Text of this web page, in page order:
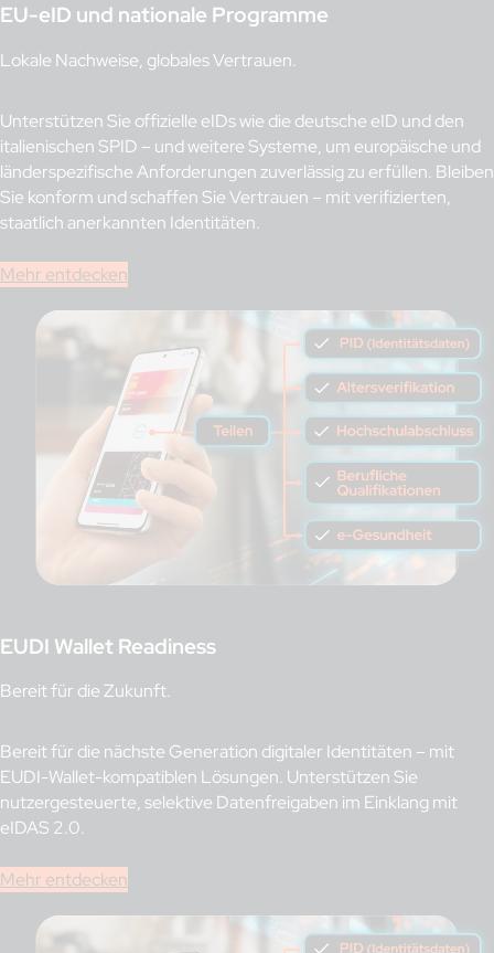
EU-eID und nationale Programme
Lokale Nachweise, globales Vertrauen.
Unterstützen Sie offizielle eIDs wie die deutsche eID und den
italienischen SPID – und weitere Systeme, um europäische und
länderspezifische Anforderungen zuverlässig zu erfüllen. Bleiben
Sie konform und schaffen Sie Vertrauen – mit verifizierten,
staatlich anerkannten Identitäten.
Mehr entdecken
EUDI Wallet Readiness
Bereit für die Zukunft.
Bereit für die nächste Generation digitaler Identitäten – mit
EUDI-Wallet-kompatiblen Lösungen. Unterstützen Sie
nutzergesteuerte, selektive Datenfreigaben im Einklang mit
eIDAS 2.0.
Mehr entdecken